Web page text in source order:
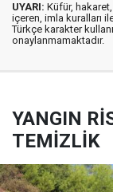
UYARI: Küfür,
içeren, imla kuralları
Türkçe karakter
onaylanmamaktadır.
YANGIN
TEMİZLİK